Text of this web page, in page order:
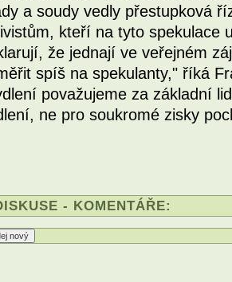
a soudy vedly přestupková
kteří na tyto spekulace
že jednají ve veřejném
spíš na spekulanty," říká
považujeme za základní
ne pro soukromé zisky
- KOMENTÁŘE: